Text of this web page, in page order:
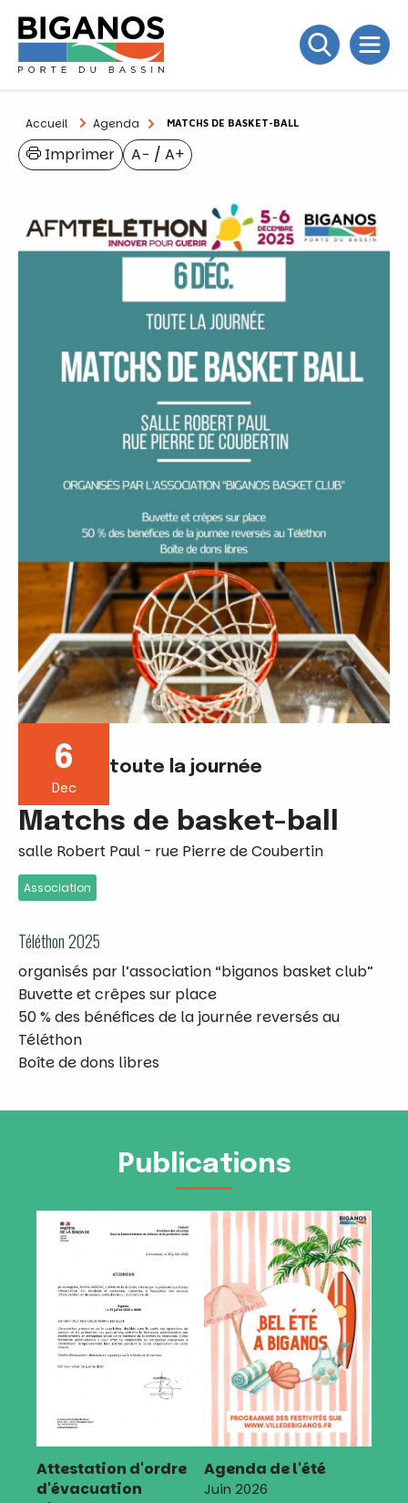
Accueil Agenda MATCHS DE BASKET-BALL
A− / A+
Imprimer
6
Dec
toute la journée
Matchs de basket-ball
salle Robert Paul - rue Pierre de Coubertin
Association
Téléthon 2025
organisés par l’association “biganos basket club”
Buvette et crêpes sur place
50 % des bénéfices de la journée reversés au
Téléthon
Boîte de dons libres
Publications
Attestation d'ordre
d'évacuation
Agenda de l'été
Juin 2026